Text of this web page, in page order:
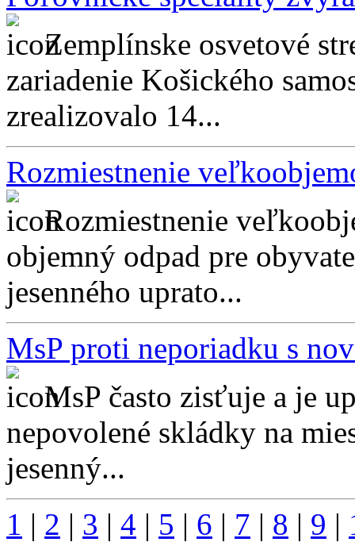
Zemplínske osvetové
zariadenie Košického
zrealizovalo 14...
Rozmiestnenie
Rozmiestnenie
objemný odpad pre
jesenného uprato...
MsP proti neporiadku s
MsP často zisťuje a je
nepovolené skládky na
jesenný...
1 | 2 | 3 | 4 | 5 | 6 | 7 | 8 | 9 |